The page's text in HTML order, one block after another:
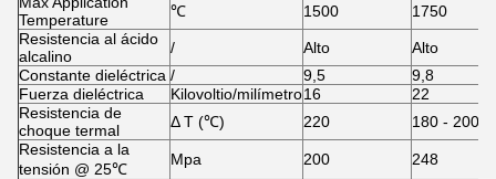
Temperature
℃ 1500
1750
Resistencia al ácido
alcalino
/ Alto
Alto
Constante dieléctrica / 9,5
9,8
Fuerza dieléctrica
Kilovoltio/milímetro16
22
Resistencia de
choque termal
Δ T (℃) 220
180 - 200
Resistencia a la
tensión @ 25℃
Mpa 200 248